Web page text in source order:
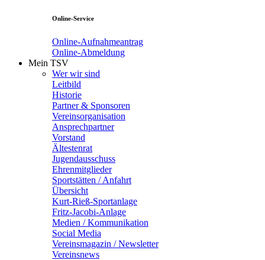
Online-Service
Online-Aufnahmeantrag
Online-Abmeldung
Mein TSV
Wer wir sind
Leitbild
Historie
Partner & Sponsoren
Vereinsorganisation
Ansprechpartner
Vorstand
Ältestenrat
Jugendausschuss
Ehrenmitglieder
Sportstätten / Anfahrt
Übersicht
Kurt-Rieß-Sportanlage
Fritz-Jacobi-Anlage
Medien / Kommunikation
Social Media
Vereinsmagazin / Newsletter
Vereinsnews